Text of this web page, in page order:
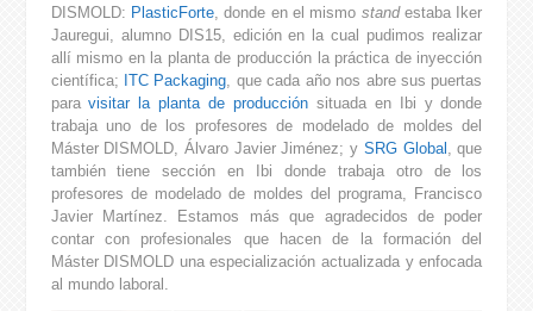
DISMOLD: PlasticForte, donde en el mismo standestaba Iker
Jauregui, alumno DIS15, edición en la cual pudimos realizar
allí mismo en la planta de producción la práctica de inyección
científica; ITC Packaging , que cada año nos abre sus puertas
paravisitar la planta de producción situada en Ibi y donde
trabaja uno de los profesores de modelado de moldes del
Máster DISMOLD, Álvaro Javier Jiménez; y SRG Global
, que
también tiene sección en Ibi donde trabaja otro de los
profesores de modelado de moldes del programa, Francisco
Javier Martínez. Estamos más que agradecidos de poder
contar con profesionales que hacen de la formación del
Máster DISMOLD una especialización actualizada y enfocada
al mundo laboral.